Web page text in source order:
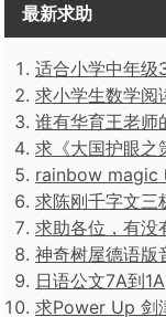
最新求助
适合小学中年
求小学生数学阅
谁有华育王老师
求《大国护眼之
rainbow magic
求陈刚千字文三
求助各位，有没
神奇树屋德语版
日语公文7A到1A
求Power Up 剑